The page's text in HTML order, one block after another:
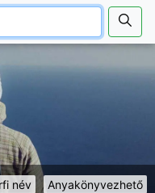
Anyakönyvezhető
név